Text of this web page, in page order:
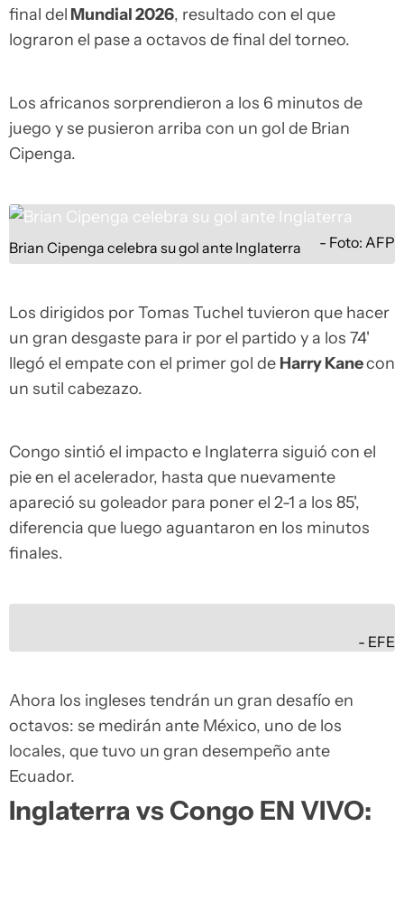
final del Mundial 2026, resultado con el que
lograron el pase a octavos de final del torneo.
Los africanos sorprendieron a los 6 minutos de
juego y se pusieron arriba con un gol de Brian
Cipenga.
Brian Cipenga celebra su gol ante Inglaterra Foto: AFP
Los dirigidos por Tomas Tuchel tuvieron que hacer
un gran desgaste para ir por el partido y a los 74'
llegó el empate con el primer gol de Harry Kanecon
un sutil cabezazo.
Congo sintió el impacto e Inglaterra siguió con el
pie en el acelerador, hasta que nuevamente
apareció su goleador para poner el 2-1 a los 85',
diferencia que luego aguantaron en los minutos
finales.
EFE
Ahora los ingleses tendrán un gran desafío en
octavos: se medirán ante México, uno de los
locales, que tuvo un gran desempeño ante
Ecuador.
Inglaterra vs Congo EN VIVO: